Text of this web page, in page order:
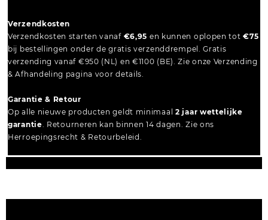
Verzendkosten
Verzendkosten starten vanaf €6,95 en kunnen oplopen tot€75
bij bestellingen onder de gratis verzenddrempel. Gratis
verzending vanaf €950 (NL) en €1100 (BE). Zie onze Verzending
& Afhandeling pagina voor details.
Garantie & Retour
Op alle nieuwe producten geldt minimaal 2 jaar wettelijke
garantie. Retourneren kan binnen 14 dagen. Zie ons
Herroepingsrecht & Retourbeleid.